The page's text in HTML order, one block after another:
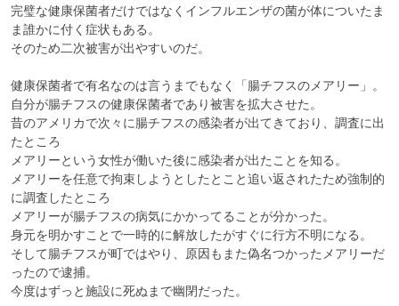
完璧な健康保菌者だけではなくインフルエンザの菌が体についたま
ま誰かに付く症状もある。
そのため二次被害が出やすいのだ。
健康保菌者で有名なのは言うまでもなく「腸チフスのメアリー」。
自分が腸チフスの健康保菌者であり被害を拡大させた。
昔のアメリカで次々に腸チフスの感染者が出てきており、調査に出
たところ
メアリーという女性が働いた後に感染者が出たことを知る。
メアリーを任意で拘束しようとしたとこと追い返されたため強制的
に調査したところ
メアリーが腸チフスの病気にかかってることが分かった。
身元を明かすことで一時的に解放したがすぐに行方不明になる。
そして腸チフスが町ではやり、原因もまた偽名つかったメアリーだ
ったので逮捕。
今度はずっと施設に死ぬまで幽閉だった。